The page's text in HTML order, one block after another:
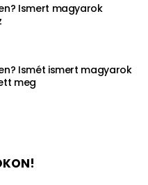
Ismert magyarok
Ismét ismert magyarok
meg